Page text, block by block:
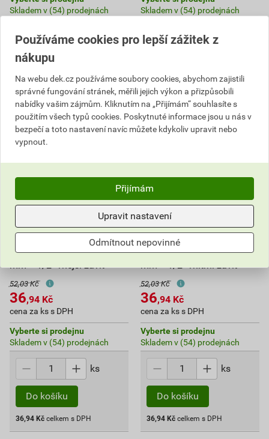
Skladem v (54) prodejnách
ks
Do košíku
Kč celkem s DPH
Skladem v (54) prodejnách
346,99 celkem s DPH
Spojka svěrná Gebo PPS 20
mm × 1/2" vnější závit
52,03 Kč
36,94 Kč
cena za ks s DPH
Vyberte si prodejnu
Skladem v (54) prodejnách
ks
Do košíku
36,94 Kč celkem s DPH
Spojka svěrná Gebo PPS 20
mm × 1/2" vnitřní závit
52,03 Kč
36,94 Kč
cena za ks s DPH
Vyberte si prodejnu
Skladem v (54) prodejnách
ks
Do košíku
36,94 Kč celkem s DPH
Používáme cookies pro lepší zážitek z
nákupu
Na webu dek.cz používáme soubory cookies, abychom zajistili
správné fungování stránek, měřili jejich výkon a přizpůsobili
nabídky vašim zájmům. Kliknutím na „Přijímám“ souhlasíte s
použitím všech typů cookies. Poskytnuté informace jsou u nás v
bezpečí a toto nastavení navíc můžete kdykoliv upravit nebo
vypnout.
Přijímám
Upravit nastavení
Odmítnout nepovinné